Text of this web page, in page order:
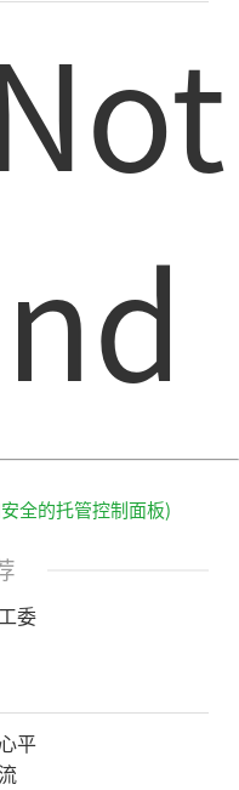
全的托管控制面板)
委
平